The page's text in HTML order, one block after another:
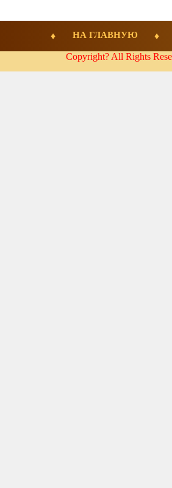
НА ГЛАВНУЮ
Copyright? All Rights